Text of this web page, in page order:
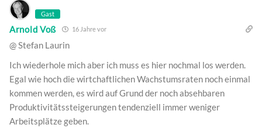
Gast
Arnold Voß 16 Jahre vor
@ Stefan Laurin
Ich wiederhole mich aber ich muss es hier nochmal los werden.
Egal wie hoch die wirtchaftlichen Wachstumsraten noch einmal
kommen werden, es wird auf Grund der noch absehbaren
Produktivitätssteigerungen tendenziell immer weniger
Arbeitsplätze geben.